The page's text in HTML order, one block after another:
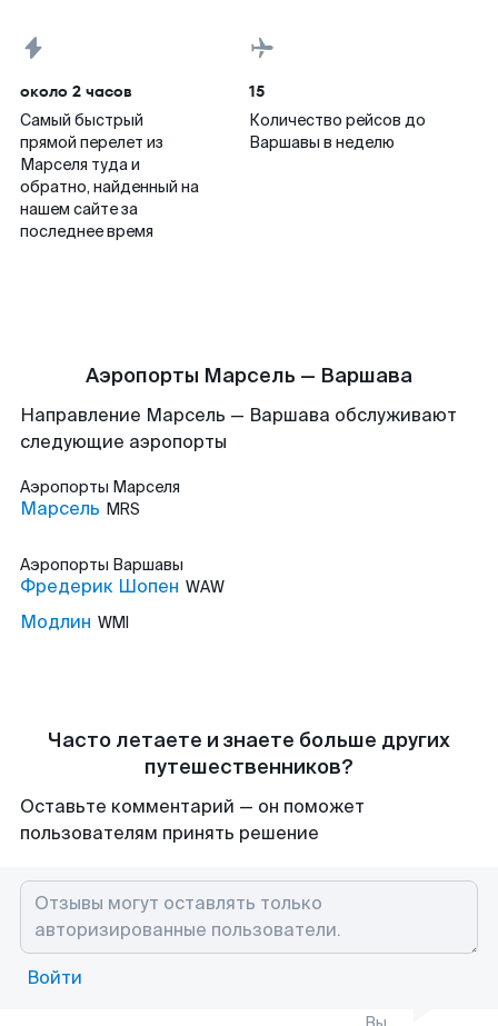
около 2 часов
Самый быстрый
прямой перелет из
Марселя туда и
обратно, найденный на
нашем сайте за
последнее время
15
Количество рейсов до
Варшавы в неделю
Аэропорты Марсель — Варшава
Направление Марсель — Варшава обслуживают
следующие аэропорты
Аэропорты Марселя
Марсель MRS
Аэропорты Варшавы
Фредерик Шопен WAW
Модлин WMI
Часто летаете и знаете больше других
путешественников?
Оставьте комментарий — он поможет
пользователям принять решение
Войти